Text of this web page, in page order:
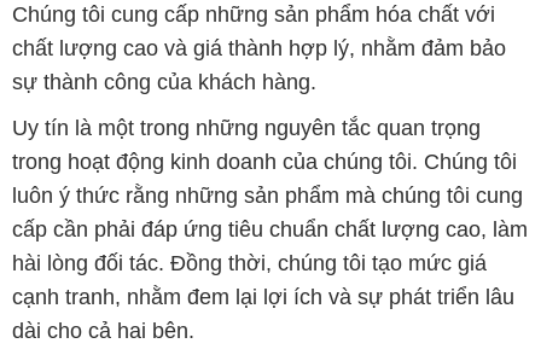
trong hoạt động kinh doanh của chúng tôi. Chúng tôi
luôn ý thức rằng những sản phẩm mà chúng tôi cung
cấp cần phải đáp ứng tiêu chuẩn chất lượng cao, làm
hài lòng đối tác. Đồng thời, chúng tôi tạo mức giá
cạnh tranh, nhằm đem lại lợi ích và sự phát triển lâu
dài cho cả hai bên.
Công ty Hóa Chất Đắc Trường Phát đáp ứng đa
dạng các nhu cầu về hóa chất, phục vụ cho tất cả
các ngành nghề và lĩnh vực sản xuất khác nhau tại
TP. Hồ Chí Minh. Sứ mệnh của chúng tôi là cung cấp